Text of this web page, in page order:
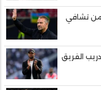
من تشافي
الفريق